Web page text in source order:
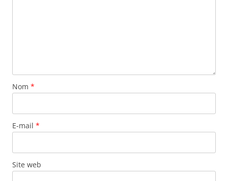
Nom *
E-mail *
Site web